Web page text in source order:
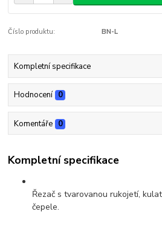
Číslo produktu: BN-L
Kompletní specifikace
Hodnocení 0
Komentáře 0
Kompletní specifikace
Řezač s tvarovanou rukojetí,
čepele.